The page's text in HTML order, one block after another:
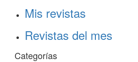
Mis revistas
Revistas del mes
Categorías